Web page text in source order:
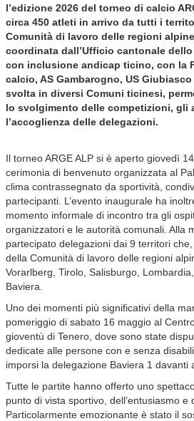
l’edizione 2026 del torneo di calcio
circa 450 atleti in arrivo da tutti i
Comunità di lavoro delle regioni
coordinata dall’Ufficio cantonale
con inclusione andicap ticino, con la
calcio, AS Gambarogno, US
svolta in diversi Comuni ticinesi,
lo svolgimento delle competizioni, gli
l’accoglienza delle delegazioni.
Il torneo ARGE ALP si è aperto giovedì
cerimonia di benvenuto organizzata al
clima contrassegnato da sportività,
partecipanti. L’evento inaugurale ha
momento informale di incontro tra gli
organizzatori e le autorità comunali. Alla
partecipato delegazioni dai 9 territori
della Comunità di lavoro delle regioni
Vorarlberg, Tirolo, Salisburgo,
Baviera.
Uno dei momenti più significativi della
pomeriggio di sabato 16 maggio al
gioventù di Tenero, dove sono state
dedicate alle persone con e senza
imporsi la delegazione Baviera 1 davanti
Tutte le partite hanno offerto uno
punto di vista sportivo, dell’entusiasmo e
Particolarmente emozionante è stato il